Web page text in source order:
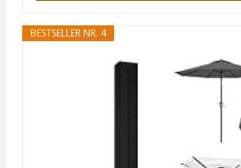
BESTSELLER NR. 4